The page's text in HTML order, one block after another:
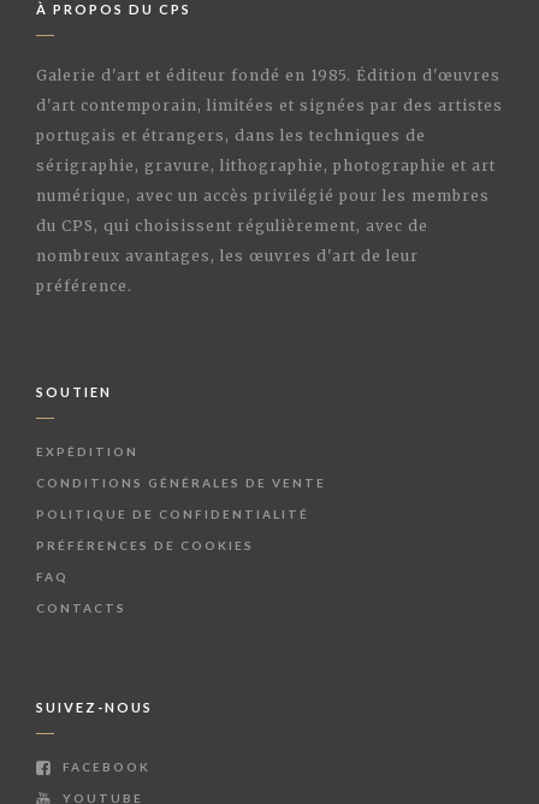
À PROPOS DU CPS
Galerie d'art et éditeur fondé en 1985. Édition d'œuvres
d'art contemporain, limitées et signées par des artistes
portugais et étrangers, dans les techniques de
sérigraphie, gravure, lithographie, photographie et art
numérique, avec un accès privilégié pour les membres
du CPS, qui choisissent régulièrement, avec de
nombreux avantages, les œuvres d'art de leur
préférence.
SOUTIEN
EXPÉDITION
CONDITIONS GÉNÉRALES DE VENTE
POLITIQUE DE CONFIDENTIALITÉ
PRÉFÉRENCES DE COOKIES
FAQ
CONTACTS
SUIVEZ-NOUS
FACEBOOK
YOUTUBE